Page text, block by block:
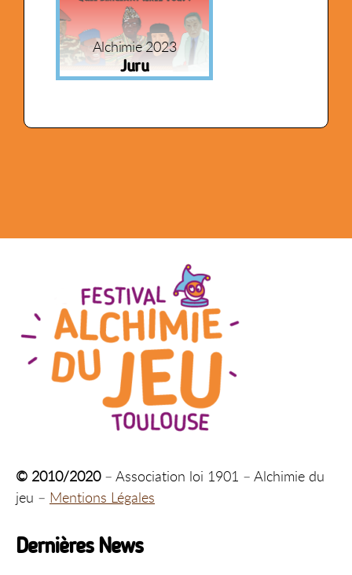
Alchimie 2023
Juru
© 2010/2020– Association loi 1901 – Alchimie du
jeu – Mentions Légales
Dernières News